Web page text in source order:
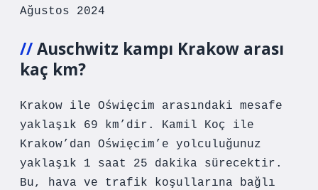
Ağustos 2024
Auschwitz kampı Krakow arası
kaç km?
Krakow ile Oświęcim arasındaki mesafe
yaklaşık 69 km’dir. Kamil Koç ile
Krakow’dan Oświęcim’e yolculuğunuz
yaklaşık 1 saat 25 dakika sürecektir.
Bu, hava ve trafik koşullarına bağlı